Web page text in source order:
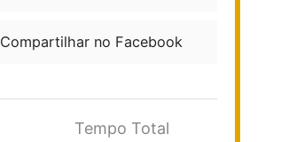
Compartilhar no Facebook
Tempo Total